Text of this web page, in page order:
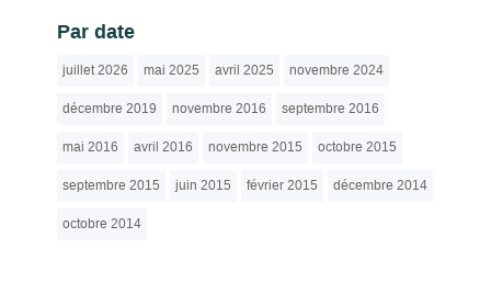
Par date
juillet 2026 mai 2025 avril 2025 novembre 2024
décembre 2019 novembre 2016 septembre 2016
mai 2016 avril 2016 novembre 2015 octobre 2015
septembre 2015 juin 2015 février 2015 décembre 2014
octobre 2014